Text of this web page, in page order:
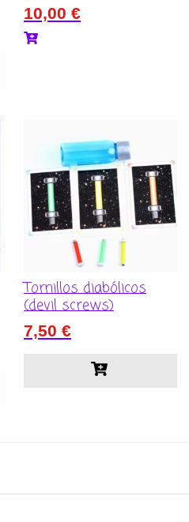
10,00 €
Tornillos diabólicos
(devil screws)
7,50 €